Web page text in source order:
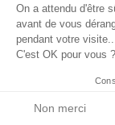
On a attendu d'être
avant de vous
pendant votre
C'est OK pour vous ?
Non merci